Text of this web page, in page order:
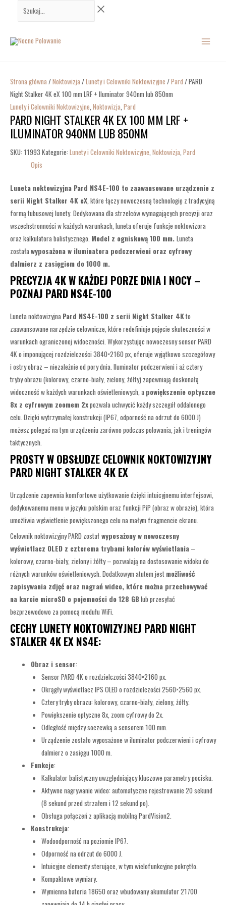
Szukaj...
Strona główna/Noktowizja/Lunety i Celowniki Noktowizyjne /Pard / PARD
Night Stalker 4K eX 100 mm LRF + Iluminator 940nm lub 850nm
Lunety i Celowniki Noktowizyjne, Noktowizja, Pard
PARD NIGHT STALKER 4K EX 100 MM LRF +
ILUMINATOR 940NM LUB 850NM
SKU: 11993 Kategorie: Lunety i Celowniki Noktowizyjne, Noktowizja, Pard
Opis
Luneta noktowizyjna Pard NS4E-100 to zaawansowane urządzenie z
serii Night Stalker 4K eX , które łączy nowoczesną technologię z tradycyjną
formą tubusowej lunety. Dedykowana dla strzelców wymagających precyzji oraz
wszechstronności w każdych warunkach, luneta oferuje funkcje noktowizora
oraz kalkulatora balistycznego. Model z ogniskową 100 mm. Luneta
została wyposażona w iluminatora podczerwieni oraz cyfrowy
dalmierz z zasięgiem do 1000 m.
PRECYZJA 4K W KAŻDEJ PORZE DNIA I NOCY –
POZNAJ PARD NS4E-100
Luneta noktowizyjna Pard NS4E-100 z serii Night Stalker 4Kto
zaawansowane narzędzie celownicze, które redefiniuje pojęcie skuteczności w
warunkach ograniczonej widoczności. Wykorzystując nowoczesny sensor PARD
4K o imponującej rozdzielczości 3840×2160 px, oferuje wyjątkowo szczegółowy
i ostry obraz – niezależnie od pory dnia. Iluminator podczerwieni i aż cztery
tryby obrazu (kolorowy, czarno-biały, zielony, żółty) zapewniają doskonałą
widoczność w każdych warunkach oświetleniowych, a powiększenie optyczne
8x z cyfrowym zoomem 2xpozwala uchwycić każdy szczegół oddalonego
celu. Dzięki wytrzymałej konstrukcji (IP67, odporność na odrzut do 6000 J)
możesz polegać na tym urządzeniu zarówno podczas polowania, jak i treningów
taktycznych.
PROSTY W OBSŁUDZE CELOWNIK NOKTOWIZYJNY
PARD NIGHT STALKER 4K EX
Urządzenie zapewnia komfortowe użytkowanie dzięki intuicyjnemu interfejsowi,
dedykowanemu menu w języku polskim oraz funkcji PiP (obraz w obrazie), która
umożliwia wyświetlenie powiększonego celu na małym fragmencie ekranu.
Celownik noktowizyjny PARD został wyposażony w nowoczesny
wyświetlacz OLED z czterema trybami kolorów wyświetlania –
kolorowy, czarno-biały, zielony i żółty – pozwalają na dostosowanie widoku do
różnych warunków oświetleniowych. Dodatkowym atutem jest możliwość
zapisywania zdjęć oraz nagrań wideo, które można przechowywać
na karcie microSD o pojemności do 128 GB lub przesyłać
bezprzewodowo za pomocą modułu WiFi.
CECHY LUNETY NOKTOWIZYJNEJ PARD NIGHT
STALKER 4K EX NS4E:
Obraz i sensor:
Sensor PARD 4K o rozdzielczości 3840×2160 px.
Okrągły wyświetlacz IPS OLED o rozdzielczości 2560×2560 px.
Cztery tryby obrazu: kolorowy, czarno-biały, zielony, żółty.
Powiększenie optyczne 8x, zoom cyfrowy do 2x.
Odległość między soczewką a sensorem 100 mm.
Urządzenie zostało wyposażone w iluminator podczerwieni i cyfrowy
dalmierz o zasięgu 1000 m.
Funkcje:
Kalkulator balistyczny uwzględniający kluczowe parametry pocisku.
Aktywne nagrywanie wideo: automatyczne rejestrowanie 20 sekund
(8 sekund przed strzałem i 12 sekund po).
Obsługa połączeń z aplikacją mobilną PardVision2.
Konstrukcja:
Wodoodporność na poziomie IP67.
Odporność na odrzut do 6000 J.
Intuicyjne elementy sterujące, w tym wielofunkcyjne pokrętło.
Kompaktowe wymiary.
Wymienna bateria 18650 oraz wbudowany akumulator 21700